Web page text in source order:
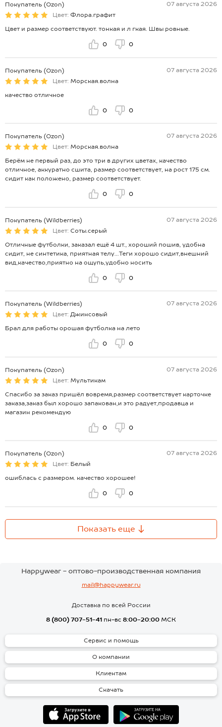
Покупатель (Ozon)
07 августа 2026
Цвет: Флора.графит
Цвет и размер соответствуют. тонкая и л гкая. Швы ровные.
0 0
Покупатель (Ozon)
07 августа 2026
Цвет: Морская.волна
качество отличное
0 0
Покупатель (Ozon)
07 августа 2026
Цвет: Морская.волна
Берём не первый раз, до это три в других цветах, качество
отличное, аккуратно сшита, размер соответствует, на рост 175 см.
сидит как положено, размер соответствует.
0 0
Покупатель (Wildberries)
07 августа 2026
Цвет: Соты.серый
Отличные футболки, заказал ещё 4 шт., хороший пошив, удобна
сидит, не синтетика, приятная телу...Теги хорошо сидит,внешний
вид,качество,приятно на ощупь,удобно носить
0 0
Покупатель (Wildberries)
07 августа 2026
Цвет: Джинсовый
Брал для работы орошая футболка на лето
0 0
Покупатель (Ozon)
07 августа 2026
Цвет: Мультикам
Спасибо за заказ пришёл вовремя,размер соответствует карточке
заказа,заказ был хорошо запакован,и это радует,продавца и
магазин рекомендую
0 0
Покупатель (Ozon)
07 августа 2026
Цвет: Белый
ошиблась с размером. качество хорошее!
0 0
Показать еще
Happywear - оптово-производственная компания
mail@happywear.ru
Доставка по всей России
8 (800) 707-51-41 пн-вс 8:00-20:00 МСК
Сервис и помощь
О компании
Клиентам
Скачать